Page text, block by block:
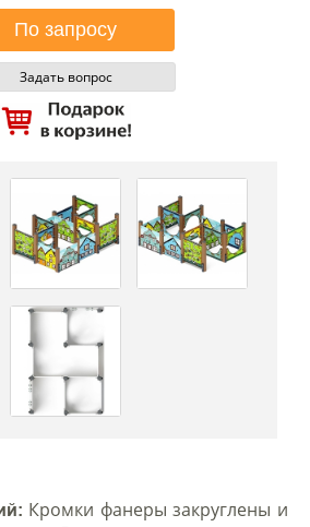
Задать вопрос
Кромки фанеры закруглены и